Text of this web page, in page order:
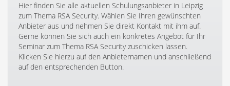
Hier finden Sie alle aktuellen Schulungsanbieter in Leipzig
zum Thema RSA Security. Wählen Sie Ihren gewünschten
Anbieter aus und nehmen Sie direkt Kontakt mit ihm auf.
Gerne können Sie sich auch ein konkretes Angebot für Ihr
Seminar zum Thema RSA Security zuschicken lassen.
Klicken Sie hierzu auf den Anbieternamen und anschließend
auf den entsprechenden Button.